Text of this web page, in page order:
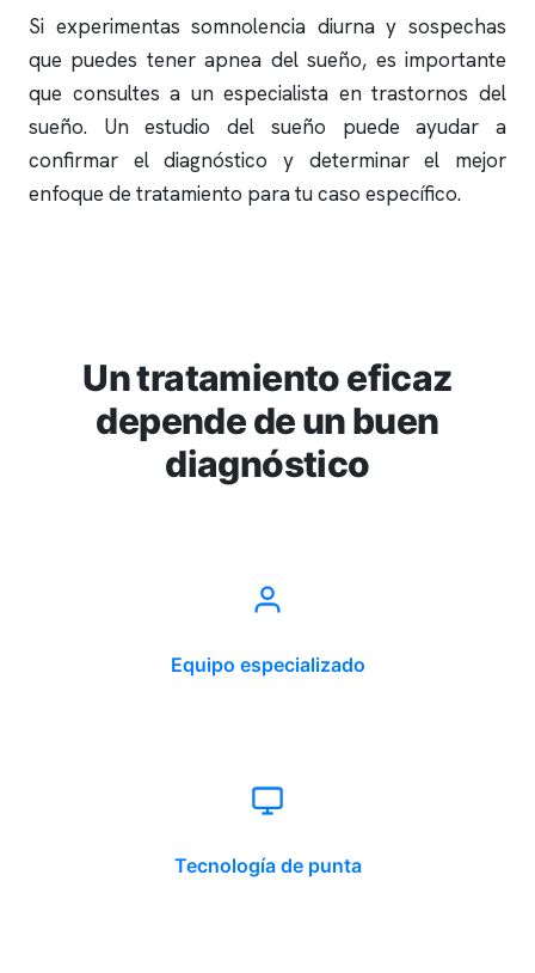
Si experimentas somnolencia diurna y sospechas
que puedes tenerapnea del sueño, es importante
que consultes a un especialista en trastornos del
sueño. Unestudio del sueño puede ayudar a
confirmar el diagnóstico y determinar el mejor
enfoque de tratamiento para tu caso específico.
Un tratamiento eficaz
depende de un buen
diagnóstico
Equipo especializado
Tecnología de punta